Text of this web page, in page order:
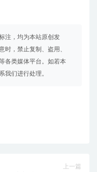
注，均为本站原创发
时，禁止复制、盗用、
各类媒体平台。如若本
我们进行处理。
上一篇